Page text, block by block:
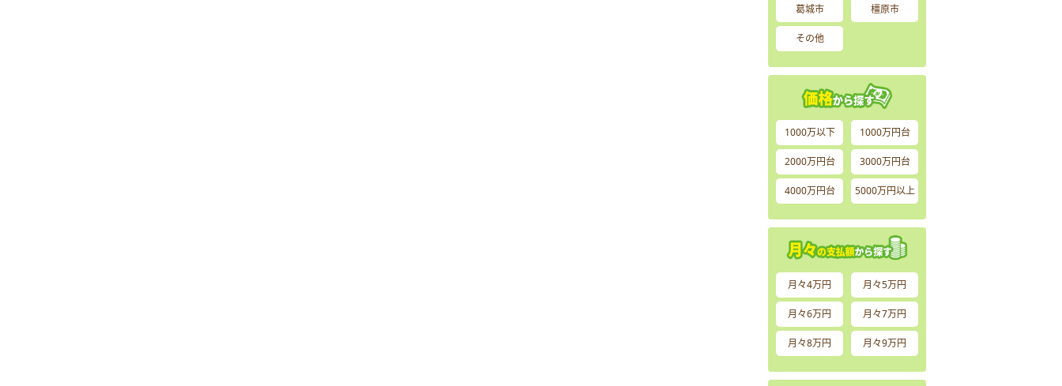
葛城市 橿原市
その他
1000万以下 1000万円台
2000万円台 3000万円台
4000万円台 5000万円以上
月々4万円 月々5万円
月々6万円 月々7万円
月々8万円 月々9万円